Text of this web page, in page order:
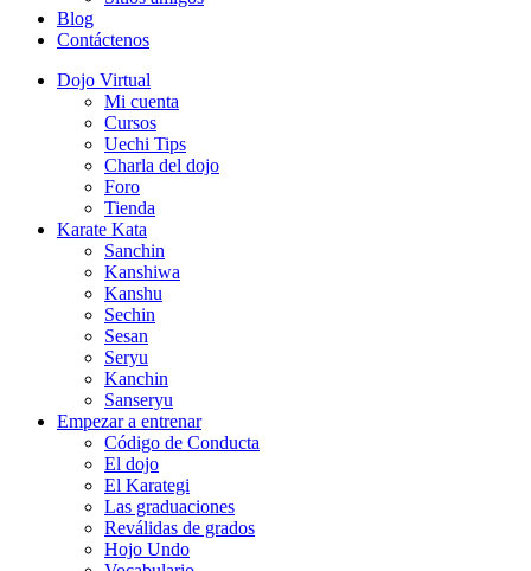
Blog
Contáctenos
Dojo Virtual
Mi cuenta
Cursos
Uechi Tips
Charla del dojo
Foro
Tienda
Karate Kata
Sanchin
Kanshiwa
Kanshu
Sechin
Sesan
Seryu
Kanchin
Sanseryu
Empezar a entrenar
Código de Conducta
El dojo
El Karategi
Las graduaciones
Reválidas de grados
Hojo Undo